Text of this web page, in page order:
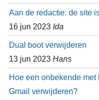
Aan de redactie: de site
16 jun 2023 Ida
Dual boot verwijderen
13 jun 2023 Hans
Hoe een onbekende
Gmail verwijderen?